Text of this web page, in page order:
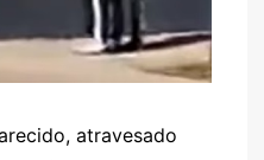
atravesado